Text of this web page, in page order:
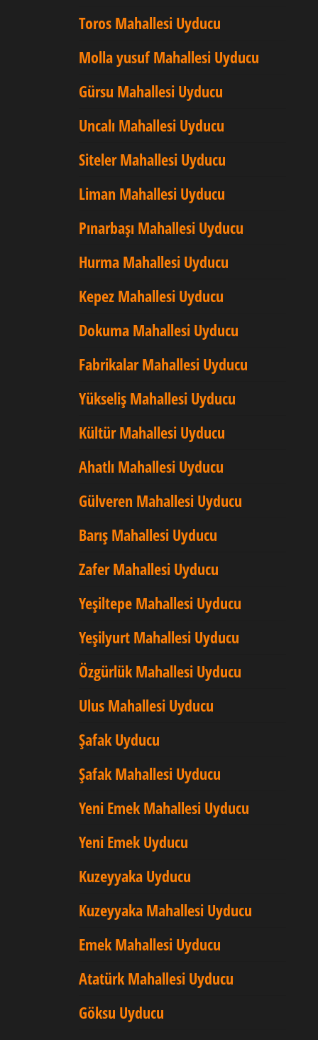
Toros Mahallesi Uyducu
Molla yusuf Mahallesi Uyducu
Gürsu Mahallesi Uyducu
Uncalı Mahallesi Uyducu
Siteler Mahallesi Uyducu
Liman Mahallesi Uyducu
Pınarbaşı Mahallesi Uyducu
Hurma Mahallesi Uyducu
Kepez Mahallesi Uyducu
Dokuma Mahallesi Uyducu
Fabrikalar Mahallesi Uyducu
Yükseliş Mahallesi Uyducu
Kültür Mahallesi Uyducu
Ahatlı Mahallesi Uyducu
Gülveren Mahallesi Uyducu
Barış Mahallesi Uyducu
Zafer Mahallesi Uyducu
Yeşiltepe Mahallesi Uyducu
Yeşilyurt Mahallesi Uyducu
Özgürlük Mahallesi Uyducu
Ulus Mahallesi Uyducu
Şafak Uyducu
Şafak Mahallesi Uyducu
Yeni Emek Mahallesi Uyducu
Yeni Emek Uyducu
Kuzeyyaka Uyducu
Kuzeyyaka Mahallesi Uyducu
Emek Mahallesi Uyducu
Atatürk Mahallesi Uyducu
Göksu Uyducu